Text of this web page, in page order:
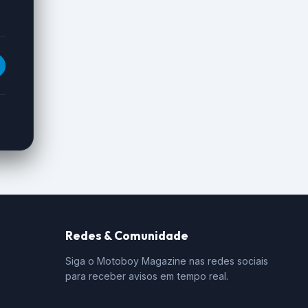
Redes & Comunidade
Siga o Motoboy Magazine nas redes sociais
para receber avisos em tempo real.